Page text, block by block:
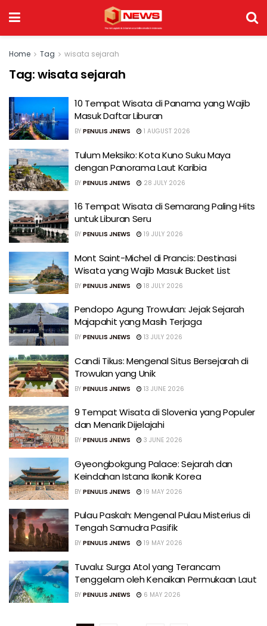
Home Tag wisata sejarah
Tag:wisata sejarah
10 Tempat Wisata di Panama yang Wajib
Masuk Daftar Liburan
BY PENULIS JNEWS 1 AUGUST 2026
Tulum Meksiko: Kota Kuno Suku Maya
dengan Panorama Laut Karibia
BY PENULIS JNEWS 28 JULY 2026
16 Tempat Wisata di Semarang Paling Hits
untuk Liburan Seru
BY PENULIS JNEWS 19 JULY 2026
Mont Saint-Michel di Prancis: Destinasi
Wisata yang Wajib Masuk Bucket List
BY PENULIS JNEWS 18 JULY 2026
Pendopo Agung Trowulan: Jejak Sejarah
Majapahit yang Masih Terjaga
BY PENULIS JNEWS 13 JULY 2026
Candi Tikus: Mengenal Situs Bersejarah di
Trowulan yang Unik
BY PENULIS JNEWS 13 JUNE 2026
9 Tempat Wisata di Slovenia yang Populer
dan Menarik Dijelajahi
BY PENULIS JNEWS 3 JUNE 2026
Gyeongbokgung Palace: Sejarah dan
Keindahan Istana Ikonik Korea
BY PENULIS JNEWS 19 MAY 2026
Pulau Paskah: Mengenal Pulau Misterius di
Tengah Samudra Pasifik
BY PENULIS JNEWS 19 MAY 2026
Tuvalu: Surga Atol yang Terancam
Tenggelam oleh Kenaikan Permukaan Laut
BY PENULIS JNEWS 6 MAY 2026